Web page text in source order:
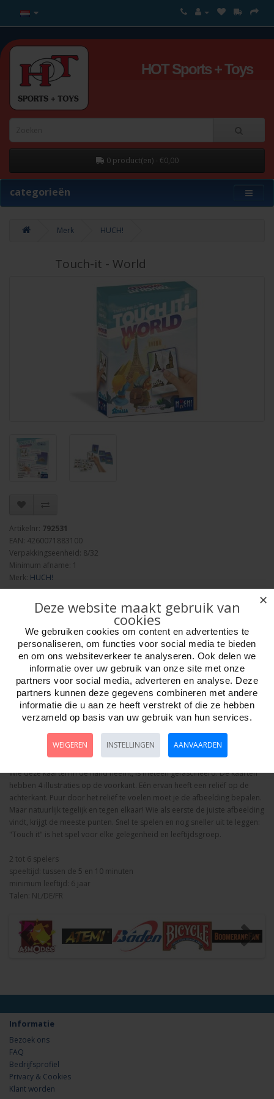
HOT Sports + Toys
0 product(en) - €0,00
categorieën
Merk HUCH!
Touch-it - World
Artikelnr: 792531
EAN: 4260071883100
Verpakkingseenheid: 8/32
Minimum afname: 1
Merk: HUCH!
Aantal
Bestellen
Omschrijving Foto hoge resolutie Details
Wie deze kaarten in de hand neemt, is meteen gefascineerd: De kaarten
hebben 4 illustraties op de voorkant. Eén ervan heeft een reliëf op de
achterkant. Puur door het reliëf te voelen moet je de afbeelding bepalen.
Maar natuurlijk tegelijk en tegen elkaar! Wie als eerste de juiste afbeelding
vindt, krijgt de meeste punten. Snel te spelen en nog sneller uit te leggen:
"Touch it" is het spel voor elke gelegenheid en leeftijdsgroep.
2 tot 6 spelers
speeltijd: tussen de 5 en 10 minuten
minimum leeftijd: 6 jaar
Talen: NL/DE/FR
Informatie
Bezoek ons
FAQ
Bedrijfsprofiel
Privacy & Cookies
Klant worden
✕
Deze website maakt gebruik van
cookies
We gebruiken cookies om content en advertenties te
personaliseren, om functies voor social media te bieden
en om ons websiteverkeer te analyseren. Ook delen we
informatie over uw gebruik van onze site met onze
partners voor social media, adverteren en analyse. Deze
partners kunnen deze gegevens combineren met andere
informatie die u aan ze heeft verstrekt of die ze hebben
verzameld op basis van uw gebruik van hun services.
WEIGEREN INSTELLINGEN AANVAARDEN